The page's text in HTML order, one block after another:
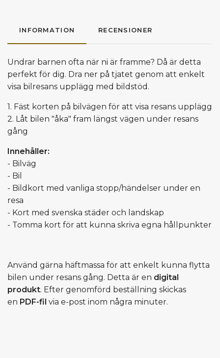
INFORMATION RECENSIONER
Undrar barnen ofta när ni är framme? Då är detta
perfekt för dig. Dra ner på tjatet genom att enkelt
visa bilresans upplägg med bildstöd.
1. Fäst korten på bilvägen för att visa resans upplägg
2. Låt bilen "åka" fram längst vägen under resans
gång
Innehåller:
- Bilväg
- Bil
- Bildkort med vanliga stopp/händelser under en
resa
- Kort med svenska städer och landskap
- Tomma kort för att kunna skriva egna hållpunkter
Använd gärna häftmassa för att enkelt kunna flytta
bilen under resans gång. Detta är en digital
produkt. Efter genomförd beställning skickas
en PDF-fil via e-post inom några minuter.